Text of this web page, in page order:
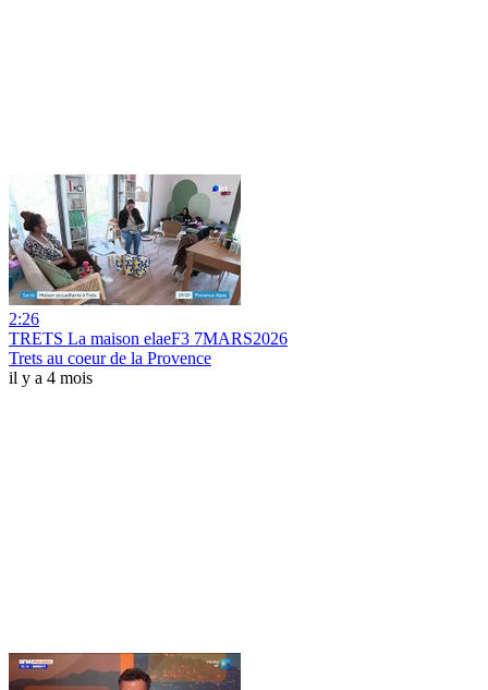
2:26
TRETS La maison elaeF3 7MARS2026
Trets au coeur de la Provence
il y a 4 mois